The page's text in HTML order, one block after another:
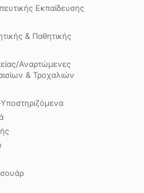
Εκπαίδευσης
& Παθητικής
Αναρτώμενες
& Τροχαλιών